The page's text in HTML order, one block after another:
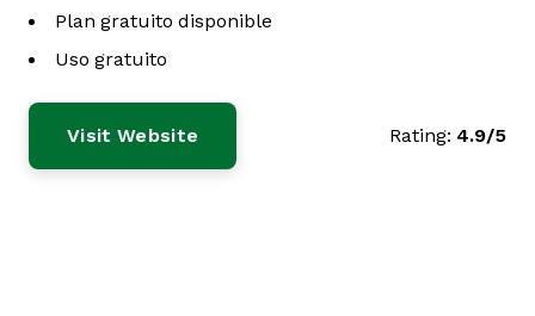
Plan gratuito disponible
Uso gratuito
Visit Website Rating: 4.9/5